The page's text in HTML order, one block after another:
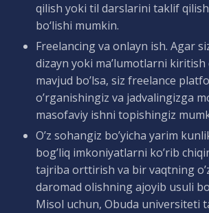
qilish yoki til darslarini taklif
bo‘lishi mumkin.
Freelancing va onlayn ish. Agar
dizayn yoki ma’lumotlarni
mavjud bo’lsa, siz freelance
o’rganishingiz va jadvalingizga
masofaviy ishni topishingiz
O’z sohangiz bo’yicha yarim
bog’liq imkoniyatlarni ko’rib
tajriba orttirish va bir vaqtning
daromad olishning ajoyib usuli
Misol uchun, Obuda universiteti